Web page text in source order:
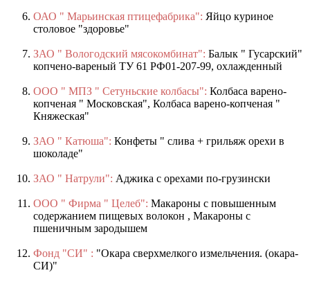
ОАО " Марьинская птицефабрика": Яйцо куриное
столовое "здоровье"
ЗАО " Вологодский мясокомбинат": Балык " Гусарский"
копчено-вареный ТУ 61 РФ01-207-99, охлажденный
ООО " МПЗ " Сетуньские колбасы": Колбаса варено-
копченая " Московская", Колбаса варено-копченая "
Княжеская"
ЗАО " Катюша": Конфеты " слива + грильяж орехи в
шоколаде"
ЗАО " Натрули": Аджика с орехами по-грузински
ООО " Фирма " Целеб": Макароны с повышенным
содержанием пищевых волокон , Макароны с
пшеничным зародышем
Фонд "СИ" : "Окара сверхмелкого измельчения. (окара-
СИ)"